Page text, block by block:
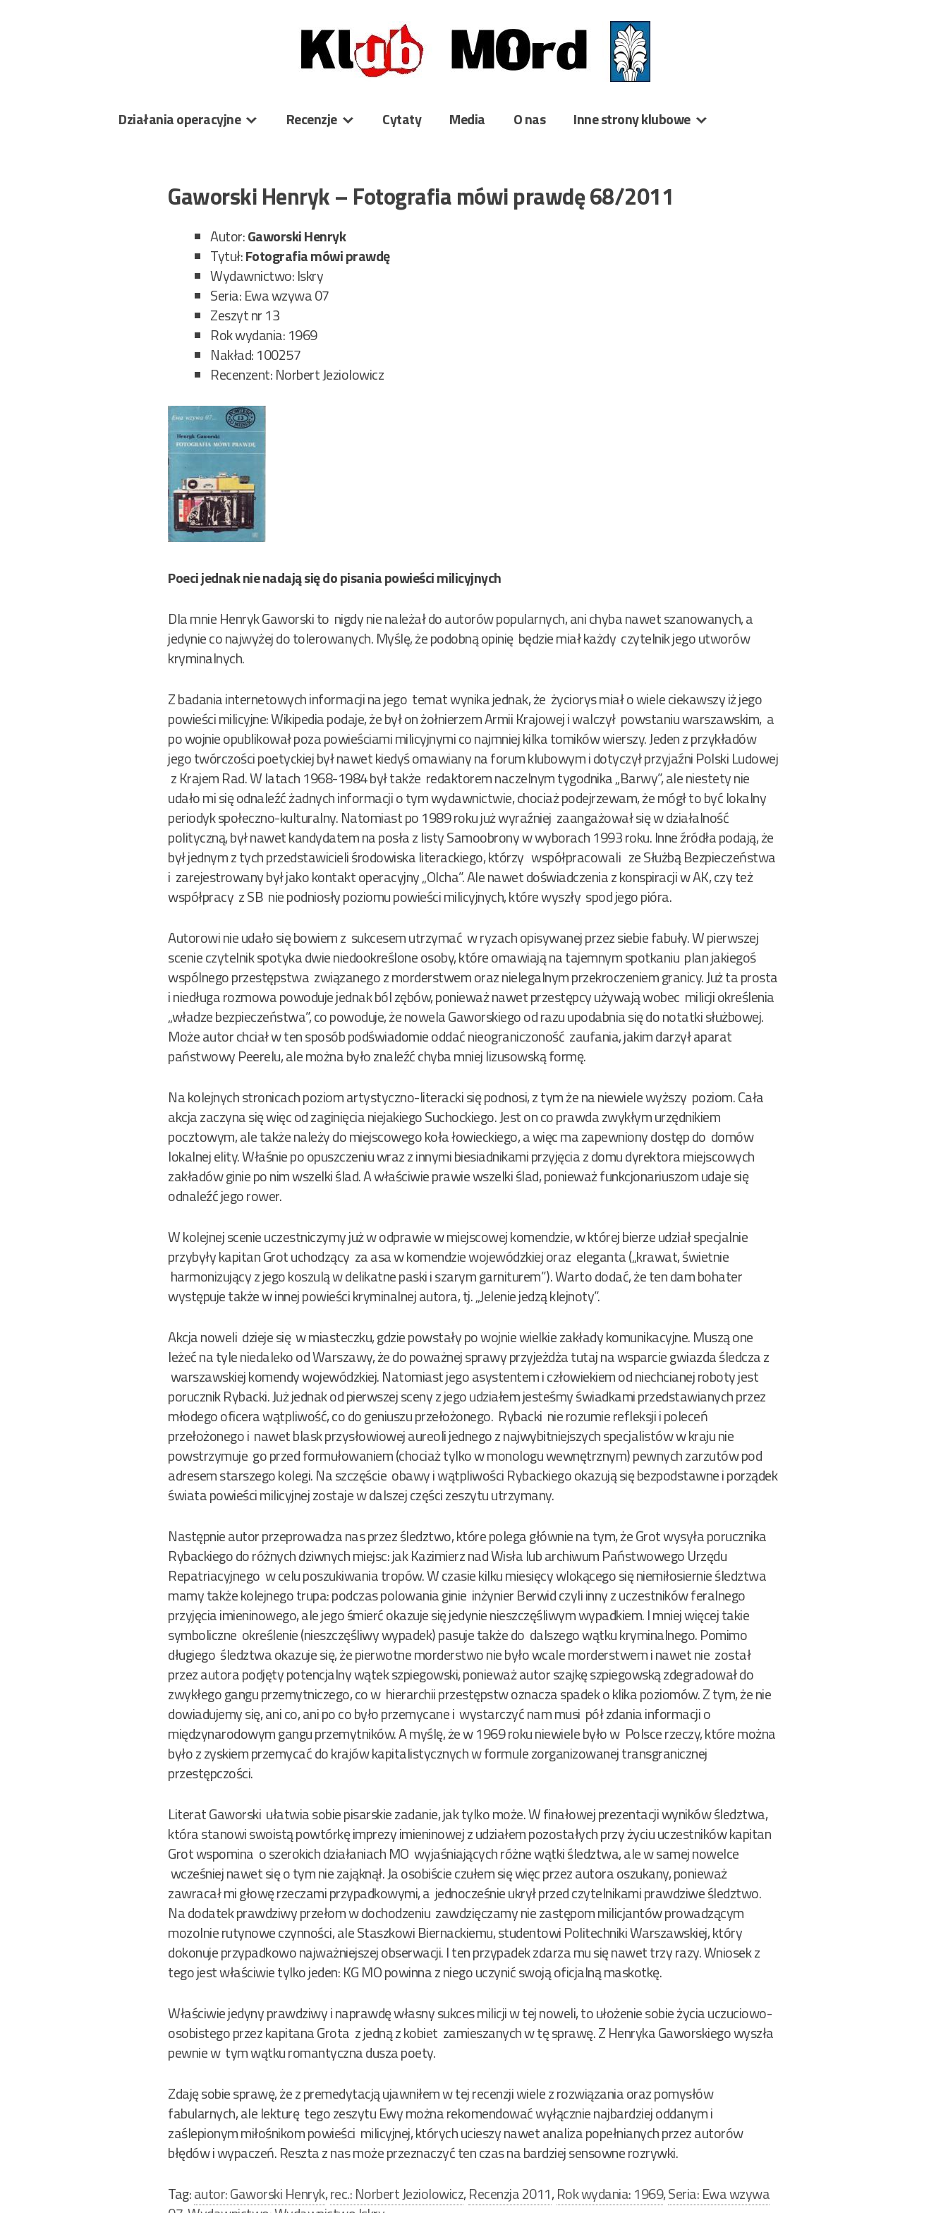
Działania operacyjne Recenzje Cytaty Media O nas Inne strony klubowe
Gaworski Henryk – Fotografia mówi prawdę 68/2011
Autor:Gaworski Henryk
Tytuł:Fotografia mówi prawdę
Wydawnictwo: Iskry
Seria: Ewa wzywa 07
Zeszyt nr 13
Rok wydania: 1969
Nakład: 100257
Recenzent: Norbert Jeziolowicz
Poeci jednak nie nadają się do pisania powieści milicyjnych
Dla mnie Henryk Gaworski to nigdy nie należał do autorów popularnych, ani chyba nawet szanowanych, a
jedynie co najwyżej do tolerowanych. Myślę, że podobną opinię będzie miał każdy czytelnik jego utworów
kryminalnych.
Z badania internetowych informacji na jego temat wynika jednak, że życiorys miał o wiele ciekawszy iż jego
powieści milicyjne: Wikipedia podaje, że był on żołnierzem Armii Krajowej i walczył powstaniu warszawskim, a
po wojnie opublikował poza powieściami milicyjnymi co najmniej kilka tomików wierszy. Jeden z przykładów
jego twórczości poetyckiej był nawet kiedyś omawiany na forum klubowym i dotyczył przyjaźni Polski Ludowej
z Krajem Rad. W latach 1968-1984 był także redaktorem naczelnym tygodnika „Barwy”, ale niestety nie
udało mi się odnaleźć żadnych informacji o tym wydawnictwie, chociaż podejrzewam, że mógł to być lokalny
periodyk społeczno-kulturalny. Natomiast po 1989 roku już wyraźniej zaangażował się w działalność
polityczną, był nawet kandydatem na posła z listy Samoobrony w wyborach 1993 roku. Inne źródła podają, że
był jednym z tych przedstawicieli środowiska literackiego, którzy współpracowali ze Służbą Bezpieczeństwa
i zarejestrowany był jako kontakt operacyjny „Olcha”. Ale nawet doświadczenia z konspiracji w AK, czy też
współpracy z SB nie podniosły poziomu powieści milicyjnych, które wyszły spod jego pióra.
Autorowi nie udało się bowiem z sukcesem utrzymać w ryzach opisywanej przez siebie fabuły. W pierwszej
scenie czytelnik spotyka dwie niedookreślone osoby, które omawiają na tajemnym spotkaniu plan jakiegoś
wspólnego przestępstwa związanego z morderstwem oraz nielegalnym przekroczeniem granicy. Już ta prosta
i niedługa rozmowa powoduje jednak ból zębów, ponieważ nawet przestępcy używają wobec milicji określenia
„władze bezpieczeństwa”, co powoduje, że nowela Gaworskiego od razu upodabnia się do notatki służbowej.
Może autor chciał w ten sposób podświadomie oddać nieograniczoność zaufania, jakim darzył aparat
państwowy Peerelu, ale można było znaleźć chyba mniej lizusowską formę.
Na kolejnych stronicach poziom artystyczno-literacki się podnosi, z tym że na niewiele wyższy poziom. Cała
akcja zaczyna się więc od zaginięcia niejakiego Suchockiego. Jest on co prawda zwykłym urzędnikiem
pocztowym, ale także należy do miejscowego koła łowieckiego, a więc ma zapewniony dostęp do domów
lokalnej elity. Właśnie po opuszczeniu wraz z innymi biesiadnikami przyjęcia z domu dyrektora miejscowych
zakładów ginie po nim wszelki ślad. A właściwie prawie wszelki ślad, ponieważ funkcjonariuszom udaje się
odnaleźć jego rower.
W kolejnej scenie uczestniczymy już w odprawie w miejscowej komendzie, w której bierze udział specjalnie
przybyły kapitan Grot uchodzący za asa w komendzie wojewódzkiej oraz eleganta („krawat, świetnie
harmonizujący z jego koszulą w delikatne paski i szarym garniturem”). Warto dodać, że ten dam bohater
występuje także w innej powieści kryminalnej autora, tj. „Jelenie jedzą klejnoty”.
Akcja noweli dzieje się w miasteczku, gdzie powstały po wojnie wielkie zakłady komunikacyjne. Muszą one
leżeć na tyle niedaleko od Warszawy, że do poważnej sprawy przyjeżdża tutaj na wsparcie gwiazda śledcza z
warszawskiej komendy wojewódzkiej. Natomiast jego asystentem i człowiekiem od niechcianej roboty jest
porucznik Rybacki. Już jednak od pierwszej sceny z jego udziałem jesteśmy świadkami przedstawianych przez
młodego oficera wątpliwość, co do geniuszu przełożonego. Rybacki nie rozumie refleksji i poleceń
przełożonego i nawet blask przysłowiowej aureoli jednego z najwybitniejszych specjalistów w kraju nie
powstrzymuje go przed formułowaniem (chociaż tylko w monologu wewnętrznym) pewnych zarzutów pod
adresem starszego kolegi. Na szczęście obawy i wątpliwości Rybackiego okazują się bezpodstawne i porządek
świata powieści milicyjnej zostaje w dalszej części zeszytu utrzymany.
Następnie autor przeprowadza nas przez śledztwo, które polega głównie na tym, że Grot wysyła porucznika
Rybackiego do różnych dziwnych miejsc: jak Kazimierz nad Wisła lub archiwum Państwowego Urzędu
Repatriacyjnego w celu poszukiwania tropów. W czasie kilku miesięcy wlokącego się niemiłosiernie śledztwa
mamy także kolejnego trupa: podczas polowania ginie inżynier Berwid czyli inny z uczestników feralnego
przyjęcia imieninowego, ale jego śmierć okazuje się jedynie nieszczęśliwym wypadkiem. I mniej więcej takie
symboliczne określenie (nieszczęśliwy wypadek) pasuje także do dalszego wątku kryminalnego. Pomimo
długiego śledztwa okazuje się, że pierwotne morderstwo nie było wcale morderstwem i nawet nie został
przez autora podjęty potencjalny wątek szpiegowski, ponieważ autor szajkę szpiegowską zdegradował do
zwykłego gangu przemytniczego, co w hierarchii przestępstw oznacza spadek o klika poziomów. Z tym, że nie
dowiadujemy się, ani co, ani po co było przemycane i wystarczyć nam musi pół zdania informacji o
międzynarodowym gangu przemytników. A myślę, że w 1969 roku niewiele było w Polsce rzeczy, które można
było z zyskiem przemycać do krajów kapitalistycznych w formule zorganizowanej transgranicznej
przestępczości.
Literat Gaworski ułatwia sobie pisarskie zadanie, jak tylko może. W finałowej prezentacji wyników śledztwa,
która stanowi swoistą powtórkę imprezy imieninowej z udziałem pozostałych przy życiu uczestników kapitan
Grot wspomina o szerokich działaniach MO wyjaśniających różne wątki śledztwa, ale w samej nowelce
wcześniej nawet się o tym nie zająknął. Ja osobiście czułem się więc przez autora oszukany, ponieważ
zawracał mi głowę rzeczami przypadkowymi, a jednocześnie ukrył przed czytelnikami prawdziwe śledztwo.
Na dodatek prawdziwy przełom w dochodzeniu zawdzięczamy nie zastępom milicjantów prowadzącym
mozolnie rutynowe czynności, ale Staszkowi Biernackiemu, studentowi Politechniki Warszawskiej, który
dokonuje przypadkowo najważniejszej obserwacji. I ten przypadek zdarza mu się nawet trzy razy. Wniosek z
tego jest właściwie tylko jeden: KG MO powinna z niego uczynić swoją oficjalną maskotkę.
Właściwie jedyny prawdziwy i naprawdę własny sukces milicji w tej noweli, to ułożenie sobie życia uczuciowo-
osobistego przez kapitana Grota z jedną z kobiet zamieszanych w tę sprawę. Z Henryka Gaworskiego wyszła
pewnie w tym wątku romantyczna dusza poety.
Zdaję sobie sprawę, że z premedytacją ujawniłem w tej recenzji wiele z rozwiązania oraz pomysłów
fabularnych, ale lekturę tego zeszytu Ewy można rekomendować wyłącznie najbardziej oddanym i
zaślepionym miłośnikom powieści milicyjnej, których ucieszy nawet analiza popełnianych przez autorów
błędów i wypaczeń. Reszta z nas może przeznaczyć ten czas na bardziej sensowne rozrywki.
Tag:autor: Gaworski Henryk,rec.: Norbert Jeziolowicz,Recenzja 2011,Rok wydania: 1969,Seria: Ewa wzywa